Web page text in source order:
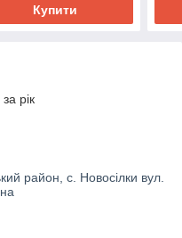
Купити
рік
район, с. Новосілки вул.